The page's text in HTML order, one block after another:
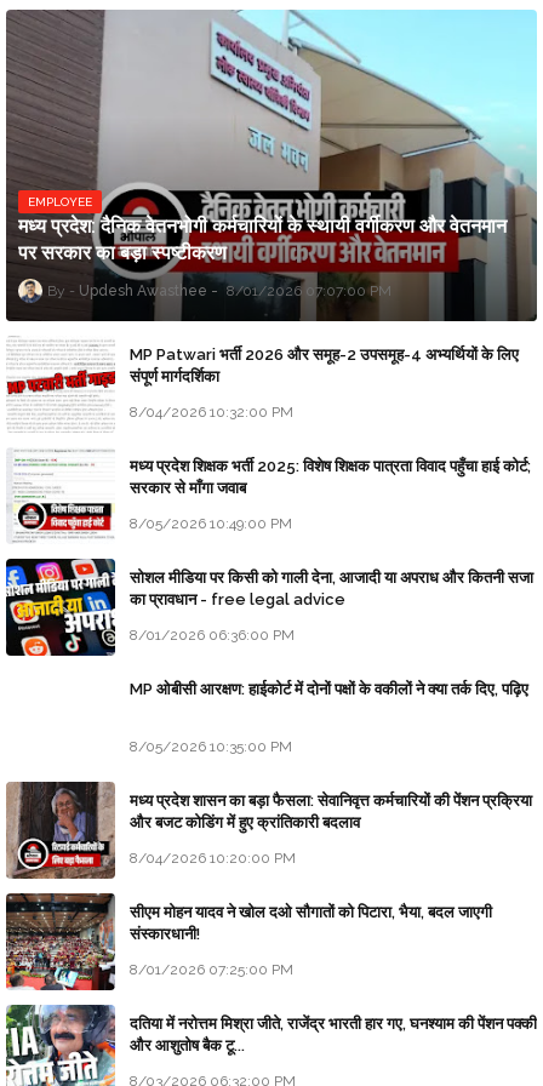
EMPLOYEE
मध्य प्रदेश: दैनिक वेतनभोगी कर्मचारियों के स्थायी वर्गीकरण और वेतनमान
पर सरकार का बड़ा स्पष्टीकरण
Updesh Awasthee 8/01/2026 07:07:00 PM
MP Patwari भर्ती 2026 और समूह-2 उपसमूह-4 अभ्यर्थियों के लिए
संपूर्ण मार्गदर्शिका
8/04/2026 10:32:00 PM
मध्य प्रदेश शिक्षक भर्ती 2025: विशेष शिक्षक पात्रता विवाद पहुँचा हाई कोर्ट;
सरकार से माँगा जवाब
8/05/2026 10:49:00 PM
सोशल मीडिया पर किसी को गाली देना, आजादी या अपराध और कितनी सजा
का प्रावधान - free legal advice
8/01/2026 06:36:00 PM
MP ओबीसी आरक्षण: हाईकोर्ट में दोनों पक्षों के वकीलों ने क्या तर्क दिए, पढ़िए
8/05/2026 10:35:00 PM
मध्य प्रदेश शासन का बड़ा फैसला: सेवानिवृत्त कर्मचारियों की पेंशन प्रक्रिया
और बजट कोडिंग में हुए क्रांतिकारी बदलाव
8/04/2026 10:20:00 PM
सीएम मोहन यादव ने खोल दओ सौगातों को पिटारा, भैया, बदल जाएगी
संस्कारधानी!
8/01/2026 07:25:00 PM
दतिया में नरोत्तम मिश्रा जीते, राजेंद्र भारती हार गए, घनश्याम की पेंशन पक्की
और आशुतोष बैक टू...
8/03/2026 06:32:00 PM